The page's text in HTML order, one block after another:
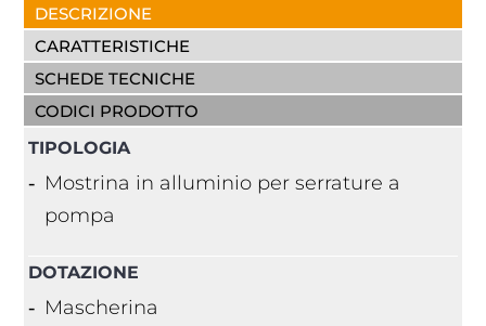
DESCRIZIONE
CARATTERISTICHE
SCHEDE TECNICHE
CODICI PRODOTTO
TIPOLOGIA
Mostrina in alluminio per serrature a
pompa
DOTAZIONE
Mascherina